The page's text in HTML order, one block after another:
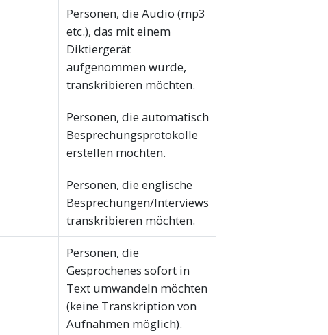
Personen, die Audio (mp3
etc.), das mit einem
Diktiergerät
aufgenommen wurde,
transkribieren möchten.
Personen, die automatisch
Besprechungsprotokolle
erstellen möchten.
Personen, die englische
Besprechungen/Interviews
transkribieren möchten.
Personen, die
Gesprochenes sofort in
Text umwandeln möchten
(keine Transkription von
Aufnahmen möglich).